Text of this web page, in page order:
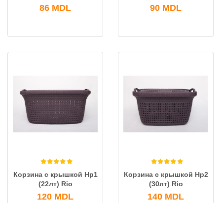
86 MDL 90 MDL
Корзина с крышкой Нр1
(22лт) Rio
120 MDL
Корзина с крышкой Нр2
(30лт) Rio
140 MDL